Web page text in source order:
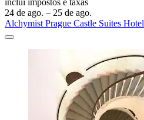
24 de ago. – 25 de ago.
Alchymist Prague Castle Suites Hotel